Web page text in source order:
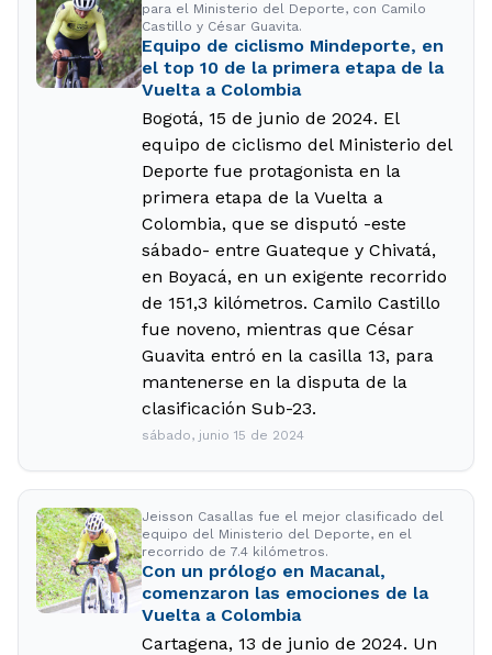
para el Ministerio del Deporte, con Camilo
Castillo y César Guavita.
Equipo de ciclismo Mindeporte, en
el top 10 de la primera etapa de la
Vuelta a Colombia
Bogotá, 15 de junio de 2024. El
equipo de ciclismo del Ministerio del
Deporte fue protagonista en la
primera etapa de la Vuelta a
Colombia, que se disputó -este
sábado- entre Guateque y Chivatá,
en Boyacá, en un exigente recorrido
de 151,3 kilómetros. Camilo Castillo
fue noveno, mientras que César
Guavita entró en la casilla 13, para
mantenerse en la disputa de la
clasificación Sub-23.
sábado, junio 15 de 2024
Jeisson Casallas fue el mejor clasificado del
equipo del Ministerio del Deporte, en el
recorrido de 7.4 kilómetros.
Con un prólogo en Macanal,
comenzaron las emociones de la
Vuelta a Colombia
Cartagena, 13 de junio de 2024. Un